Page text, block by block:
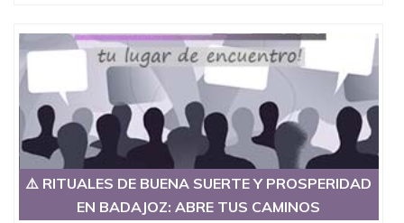
⚠️ RITUALES DE BUENA SUERTE Y PROSPERIDAD
EN BADAJOZ: ABRE TUS CAMINOS